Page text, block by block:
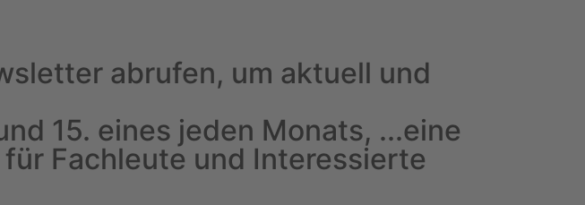
abrufen, um aktuell und
15. eines jeden Monats, ...eine
Fachleute und Interessierte